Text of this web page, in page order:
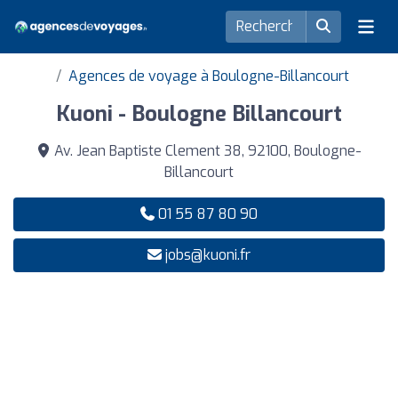
Agences de voyage à Boulogne-Billancourt
Kuoni - Boulogne Billancourt
Av. Jean Baptiste Clement 38, 92100, Boulogne-
Billancourt
01 55 87 80 90
jobs@kuoni.fr